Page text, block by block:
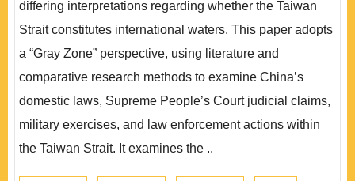
differing interpretations regarding whether the Taiwan
Strait constitutes international waters. This paper adopts
a “Gray Zone” perspective, using literature and
comparative research methods to examine China’s
domestic laws, Supreme People’s Court judicial claims,
military exercises, and law enforcement actions within
the Taiwan Strait. It examines the ..